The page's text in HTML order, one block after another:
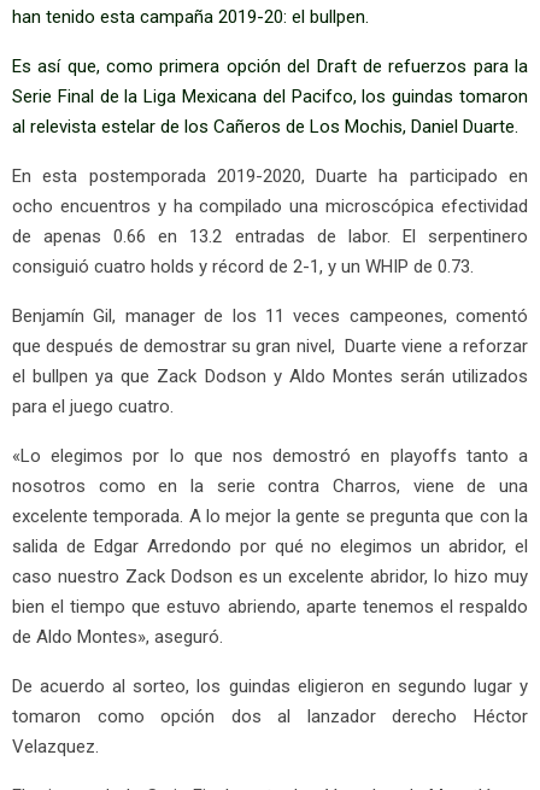
han tenido esta campaña 2019-20: el bullpen.
Es así que, como primera opción del Draft de refuerzos para la
Serie Final de la Liga Mexicana del Pacifco, los guindas tomaron
al relevista estelar de los Cañeros de Los Mochis, Daniel Duarte.
En esta postemporada 2019-2020, Duarte ha participado en
ocho encuentros y ha compilado una microscópica efectividad
de apenas 0.66 en 13.2 entradas de labor. El serpentinero
consiguió cuatro holds y récord de 2-1, y un WHIP de 0.73.
Benjamín Gil, manager de los 11 veces campeones, comentó
que después de demostrar su gran nivel, Duarte viene a reforzar
el bullpen ya que Zack Dodson y Aldo Montes serán utilizados
para el juego cuatro.
«Lo elegimos por lo que nos demostró en playoffs tanto a
nosotros como en la serie contra Charros, viene de una
excelente temporada. A lo mejor la gente se pregunta que con la
salida de Edgar Arredondo por qué no elegimos un abridor, el
caso nuestro Zack Dodson es un excelente abridor, lo hizo muy
bien el tiempo que estuvo abriendo, aparte tenemos el respaldo
de Aldo Montes», aseguró.
De acuerdo al sorteo, los guindas eligieron en segundo lugar y
tomaron como opción dos al lanzador derecho Héctor
Velazquez.